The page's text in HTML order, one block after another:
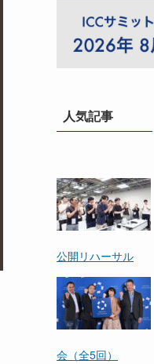
人気記事
公開リハーサル
会（全5回）